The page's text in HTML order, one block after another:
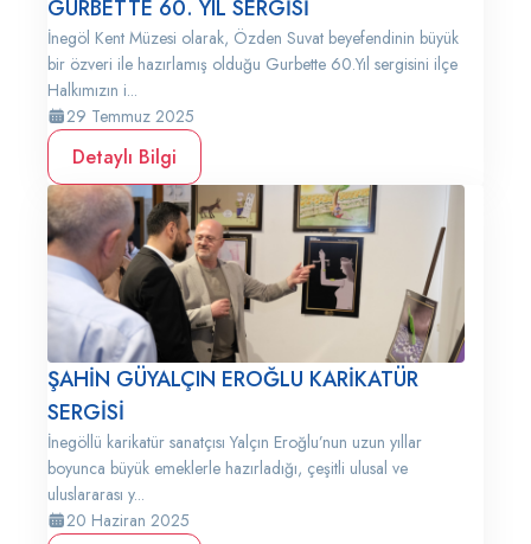
GURBETTE 60. YIL SERGİSİ
İnegöl Kent Müzesi olarak, Özden Suvat beyefendinin büyük
bir özveri ile hazırlamış olduğu Gurbette 60.Yıl sergisini ilçe
Halkımızın i...
29 Temmuz 2025
Detaylı Bilgi
ŞAHİN GÜYALÇIN EROĞLU KARİKATÜR
SERGİSİ
İnegöllü karikatür sanatçısı Yalçın Eroğlu’nun uzun yıllar
boyunca büyük emeklerle hazırladığı, çeşitli ulusal ve
uluslararası y...
20 Haziran 2025